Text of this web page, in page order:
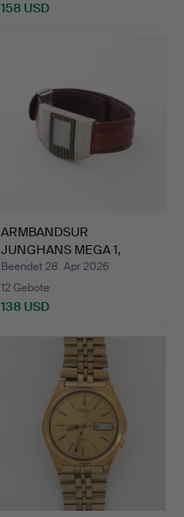
158 USD
ARMBANDSUR
JUNGHANS MEGA 1,
Quartz.
Beendet 28. Apr 2026
12 Gebote
138 USD